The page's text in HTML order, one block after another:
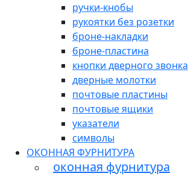
ручки-кнобы
рукоятки без розетки
броне-накладки
броне-пластина
кнопки дверного звонка
дверные молотки
почтовые пластины
почтовые ящики
указатели
символы
ОКОННАЯ ФУРНИТУРА
оконная фурнитура